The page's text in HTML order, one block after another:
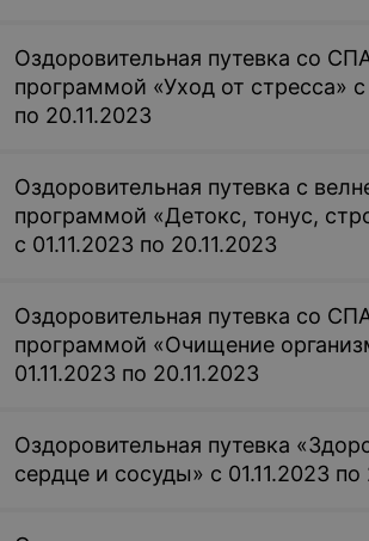
Оздоровительная путевка со
программой «Уход от стресса» с
по 20.11.2023
Оздоровительная путевка с
программой «Детокс, тонус,
с 01.11.2023 по 20.11.2023
Оздоровительная путевка со
программой «Очищение
01.11.2023 по 20.11.2023
Оздоровительная путевка
сердце и сосуды» с 01.11.2023 по